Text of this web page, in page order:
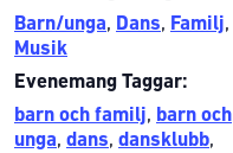
Barn/unga, Dans, Familj,
Musik
Evenemang Taggar:
barn och familj, barn och
unga, dans, dansklubb,